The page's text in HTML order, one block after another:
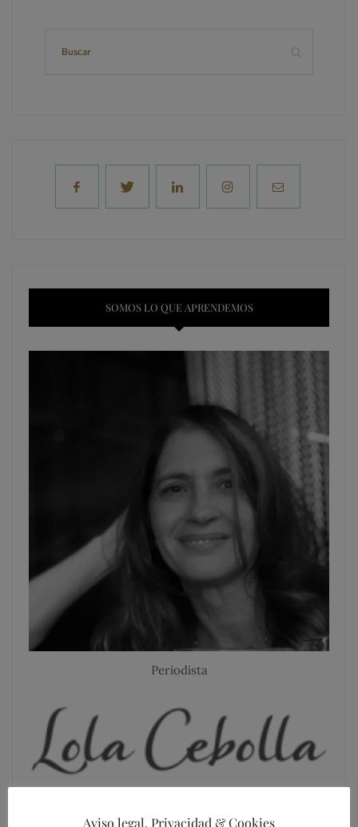
SOMOS LO QUE APRENDEMOS
Periodista
Aviso legal, Privacidad & Cookies